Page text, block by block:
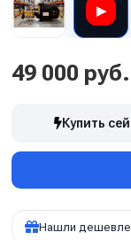
▶
49 000 руб.
Купить
Нашли